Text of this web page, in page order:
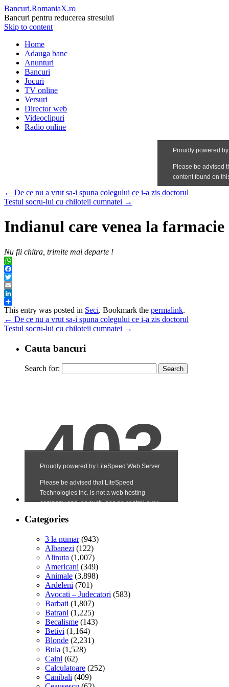
Bancuri.RomaniaX.ro
Bancuri pentru reducerea stresului
Skip to content
Home
Adauga banc
Anunturi
Bancuri
Jocuri
TV online
Versuri
Director web
Videoclipuri
Radio online
← De ce nu a vrut sa-i spuna colegului ce i-a zis doctorul
Testul socru-lui cu chiloteii cumnatei →
Indianul care venea la
Nu fii chitra, trimite mai departe !
WhatsApp
Facebook
Twitter
Email
LinkedIn
Share
This entry was posted in Seci. Bookmark the permalink.
← De ce nu a vrut sa-i spuna colegului ce i-a zis doctorul
Testul socru-lui cu chiloteii cumnatei →
Cauta bancuri
Search for:
Categories
3 la numar(943)
Albanezi (122)
Alinuta (1,007)
Americani (349)
Animale (3,898)
Ardeleni (701)
Avocati – Judecatori (583)
Barbati (1,807)
Batrani (1,225)
Becalisme (143)
Betivi (1,164)
Blonde (2,231)
Bula (1,528)
Caini (62)
Calculatoare (252)
Canibali (409)